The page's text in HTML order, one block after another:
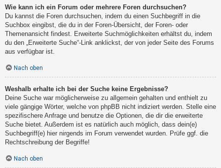
Wie kann ich ein Forum oder mehrere Foren durchsuchen?
Du kannst die Foren durchsuchen, indem du einen Suchbegriff in die
Suchbox eingibst, die du in der Foren-Übersicht, der Foren- oder
Themenansicht findest. Erweiterte Suchmöglichkeiten erhältst du, indem
du den „Erweiterte Suche“-Link anklickst, der von jeder Seite des Forums
aus verfügbar ist.
Nach oben
Weshalb erhalte ich bei der Suche keine Ergebnisse?
Deine Suche war möglicherweise zu allgemein gehalten und enthielt zu
viele gängige Wörter, welche von phpBB nicht indiziert werden. Stelle eine
spezifischere Anfrage und benutze die Optionen, die dir die erweiterte
Suche bietet. Außerdem ist es natürlich auch möglich, dass dein(e)
Suchbegriff(e) hier nirgends im Forum verwendet wurden. Prüfe ggf. die
Rechtschreibung der Begriffe!
Nach oben